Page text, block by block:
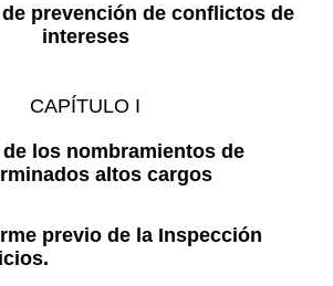
prevención de conflictos de
intereses
CAPÍTULO I
los nombramientos de
altos cargos
previo de la Inspección